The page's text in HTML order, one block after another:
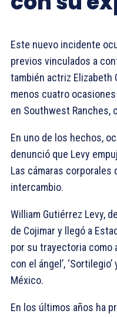
Este nuevo incidente
previos vinculados a
también actriz Elizabeth
menos cuatro
en Southwest Ranches,
En uno de los hechos,
denunció que Levy
Las cámaras
intercambio.
William Gutiérrez Levy,
de Cojimar y llegó a
por su trayectoria como
con el ángel’,
México.
En los últimos años ha